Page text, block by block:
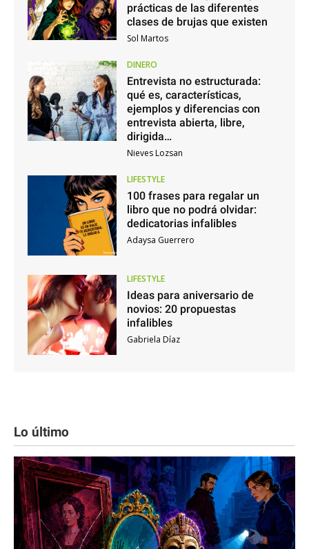
prácticas de las diferentes
clases de brujas que existen
Sol Martos
DINERO
Entrevista no estructurada:
qué es, características,
ejemplos y diferencias con
entrevista abierta, libre,
dirigida…
Nieves Lozsan
LIFESTYLE
100 frases para regalar un
libro que no podrá olvidar:
dedicatorias infalibles
Adaysa Guerrero
LIFESTYLE
Ideas para aniversario de
novios: 20 propuestas
infalibles
Gabriela Díaz
Lo último